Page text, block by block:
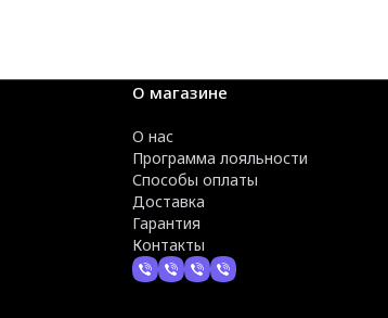
О магазине
О нас
Программа лояльности
Способы оплаты
Доставка
Гарантия
Контакты